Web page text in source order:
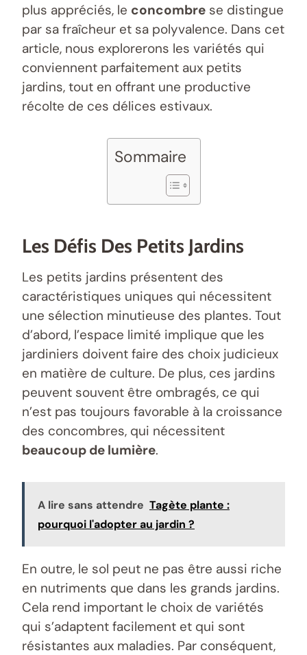
plus appréciés, le concombre se distingue
par sa fraîcheur et sa polyvalence. Dans cet
article, nous explorerons les variétés qui
conviennent parfaitement aux petits
jardins, tout en offrant une productive
récolte de ces délices estivaux.
Sommaire
Les Défis Des Petits Jardins
Les petits jardins présentent des
caractéristiques uniques qui nécessitent
une sélection minutieuse des plantes. Tout
d’abord, l’espace limité implique que les
jardiniers doivent faire des choix judicieux
en matière de culture. De plus, ces jardins
peuvent souvent être ombragés, ce qui
n’est pas toujours favorable à la croissance
des concombres, qui nécessitent
beaucoup de lumière.
A lire sans attendre Tagète plante :
pourquoi l'adopter au jardin ?
En outre, le sol peut ne pas être aussi riche
en nutriments que dans les grands jardins.
Cela rend important le choix de variétés
qui s’adaptent facilement et qui sont
résistantes aux maladies. Par conséquent,